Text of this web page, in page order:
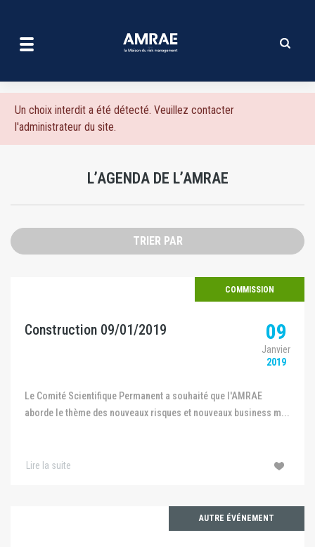
contenu
Message
d'erreur
Un choix interdit a été détecté. Veuillez contacter
l'administrateur du site.
L’AGENDA DE L’AMRAE
TRIER PAR
COMMISSION
Construction 09/01/2019 09
Janvier
2019
Le Comité Scientifique Permanent a souhaité que l'AMRAE
aborde le thème des nouveaux risques et nouveaux business m...
Lire la suite
AUTRE ÉVÉNEMENT